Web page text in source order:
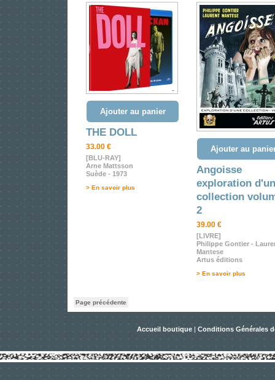
Ajouter au panier
THE DOLL
33.00 €
[BLU-RAY]
Arne Mattsson
Suède - 1973
> En savoir plus
Ajouter au
Angoisse
exploration
collection
2
39.00 €
[LIVRE]
Philippe Gontier -
Mantese
Artus éditions
> En savoir plus
Page précédente
Accueil boutique | Conditions Générales